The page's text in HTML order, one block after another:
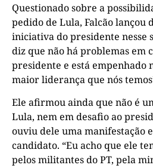
Questionado sobre a
pedido de Lula, Falcão lançou
iniciativa do presidente nesse
diz que não há problemas em
presidente e está empenhado
maior liderança que nós
Ele afirmou ainda que não é
Lula, nem em desafio ao
ouviu dele uma manifestação
candidato. “Eu acho que ele
pelos militantes do PT, pela